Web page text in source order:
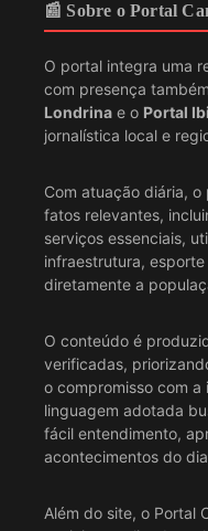
📰 Sobre o Portal
O portal integra uma
com presença
Londrina e o Portal
jornalística local e
Com atuação diária,
fatos relevantes,
serviços essenciais,
infraestrutura,
diretamente a
O conteúdo é
verificadas,
o compromisso com
linguagem adotada
fácil entendimento,
acontecimentos do
Além do site, o Portal